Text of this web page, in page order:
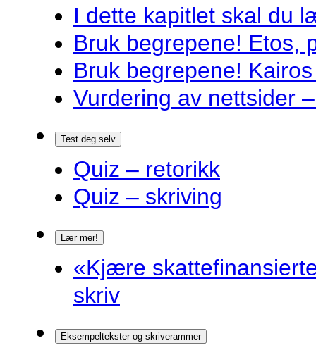
I dette kapitlet skal du
Bruk begrepene! Etos,
Bruk begrepene!
Vurdering av nettsider
Test deg selv
Quiz – retorikk
Quiz – skriving
Lær mer!
«Kjære
skriv
Eksempeltekster og skriverammer